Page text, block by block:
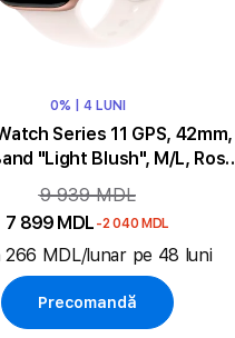
0% | 4 LUNI
Series 11 GPS, 42mm,
"Light Blush", M/L, Rose
Gold Aluminium
9 939 MDL
7 899 MDL -2 040 MDL
266 MDL/lunar pe 48 luni
Precomandă